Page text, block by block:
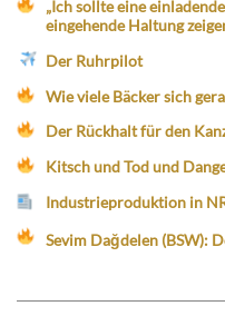
„Ich sollte eine
eingehende Haltung
Der Ruhrpilot
Wie viele Bäcker sich
Der Rückhalt für den
Kitsch und Tod und
Industrieproduktion in
Sevim Dağdelen (BSW):